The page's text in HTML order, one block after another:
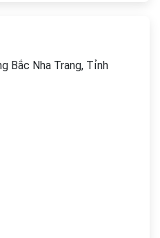
Bắc Nha Trang, Tỉnh